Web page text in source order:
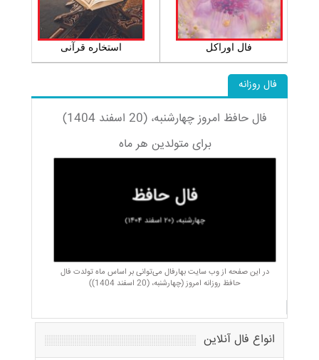
فال اوراکل استخاره قرآنی
فال روزانه
فال حافظ امروز چهارشنبه، (20 اسفند 1404)
برای متولدین هر ماه
در این صفحه از وب سایت بهارفال می‌توانی بر اساس ماه تولدت فال
حافظ روزانه امروز (چهارشنبه، (20 اسفند 1404))
انواع فال آنلاین